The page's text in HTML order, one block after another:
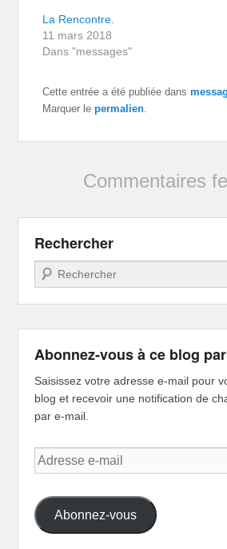
La Rencontre.
11 mars 2018
Dans "messages"
Cette entrée a été publiée dans
Marquer lepermalien.
Commentaires
Rechercher
Recherche
Abonnez-vous à ce blog
Saisissez votre adresse e-mail pour
blog et recevoir une notification de
par e-mail.
Adresse
e-
Abonnez-vous